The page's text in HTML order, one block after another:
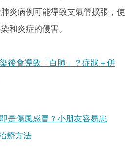
炎病例可能導致支氣管擴張，使
和炎症的侵害。
後會導致「白肺」？症狀＋併
是傷風感冒？小朋友容易患
療方法